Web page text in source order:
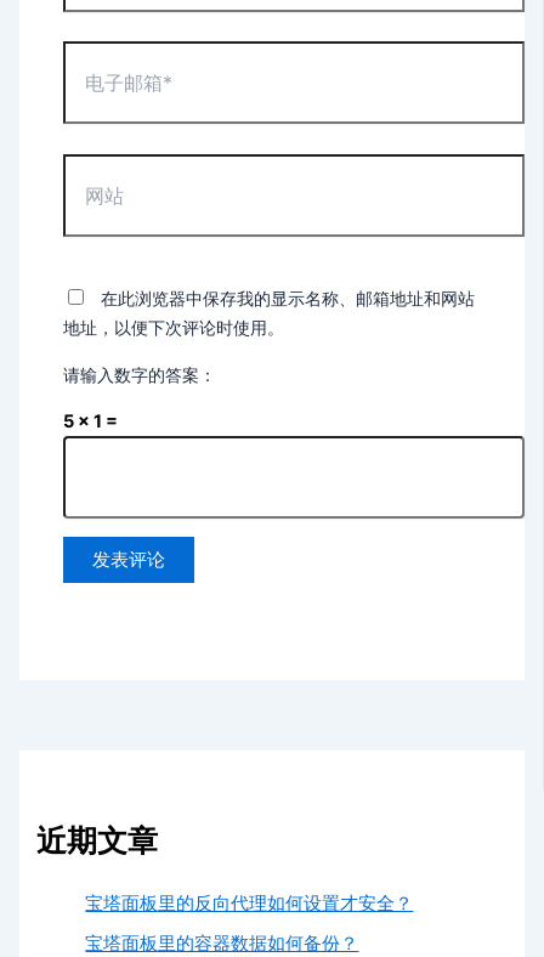
称
*
箱
在此浏览器中保存我的显示名称、邮箱地址和网站
地址，以便下次评论时使用。
请输入数字的答案：
5 × 1 =
近期文章
宝塔面板里的反向代理如何设置才安全？
宝塔面板里的容器数据如何备份？